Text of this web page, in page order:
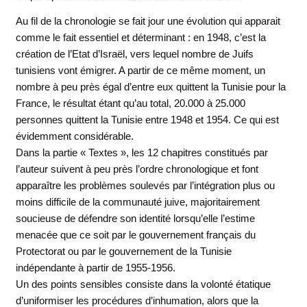
Au fil de la chronologie se fait jour une évolution qui apparait
comme le fait essentiel et déterminant : en 1948, c’est la
création de l’Etat d’Israël, vers lequel nombre de Juifs
tunisiens vont émigrer. A partir de ce même moment, un
nombre à peu près égal d’entre eux quittent la Tunisie pour la
France, le résultat étant qu’au total, 20.000 à 25.000
personnes quittent la Tunisie entre 1948 et 1954. Ce qui est
évidemment considérable.
Dans la partie « Textes », les 12 chapitres constitués par
l’auteur suivent à peu près l’ordre chronologique et font
apparaître les problèmes soulevés par l’intégration plus ou
moins difficile de la communauté juive, majoritairement
soucieuse de défendre son identité lorsqu’elle l’estime
menacée que ce soit par le gouvernement français du
Protectorat ou par le gouvernement de la Tunisie
indépendante à partir de 1955-1956.
Un des points sensibles consiste dans la volonté étatique
d’uniformiser les procédures d’inhumation, alors que la